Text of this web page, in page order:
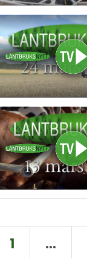
1 …